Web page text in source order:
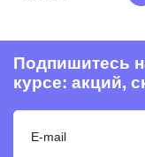
Подпишитесь
курсе: акций,